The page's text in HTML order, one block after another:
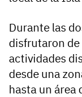
Durante las
disfrutaron
actividades
desde una
hasta un área